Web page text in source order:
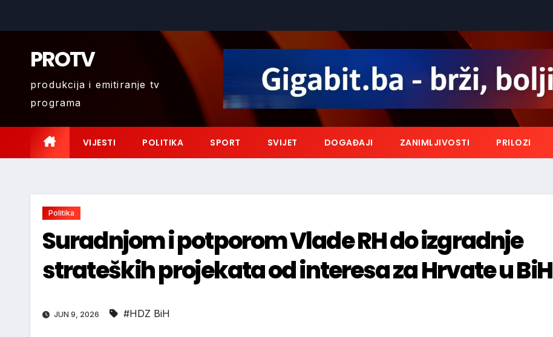
PROTV
produkcija i emitiranje tv
programa
VIJESTI POLITIKA SPORT SVIJET DOGAĐAJI ZANIMLJIVOSTI PRILOZI
Politika
Suradnjom i potporom Vlade RH do izgradnje
strateških projekata od interesa za Hrvate u BiH
JUN 9, 2026 #HDZ BiH